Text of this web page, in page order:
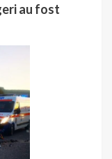
au fost